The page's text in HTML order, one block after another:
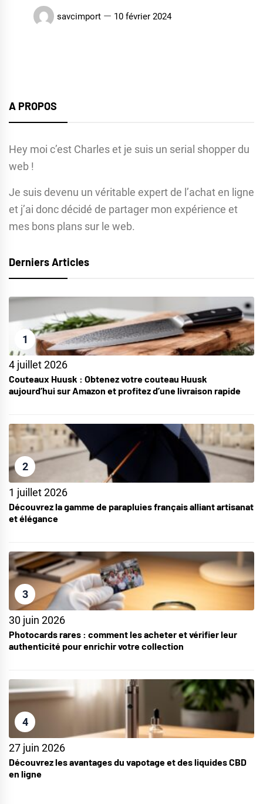
savcimport 10 février 2024
A PROPOS
Hey moi c’est Charles et je suis un serial shopper du
web !
Je suis devenu un véritable expert de l’achat en ligne
et j’ai donc décidé de partager mon expérience et
mes bons plans sur le web.
Derniers Articles
1
4 juillet 2026
Couteaux Huusk : Obtenez votre couteau Huusk
aujourd’hui sur Amazon et profitez d’une livraison rapide
2
1 juillet 2026
Découvrez la gamme de parapluies français alliant artisanat
et élégance
3
30 juin 2026
Photocards rares : comment les acheter et vérifier leur
authenticité pour enrichir votre collection
4
27 juin 2026
Découvrez les avantages du vapotage et des liquides CBD
en ligne